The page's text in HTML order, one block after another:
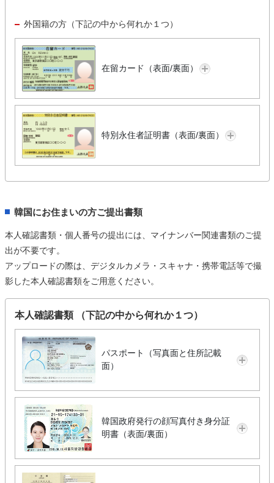
外国籍の方（下記の中から何れか１つ）
在留カード（表面/裏面）
特別永住者証明書（表面/裏面）
韓国にお住まいの方ご提出書類
本人確認書類・個人番号の提出には、マイナンバー関連書類のご提
出が不要です。
アップロードの際は、デジタルカメラ・スキャナ・携帯電話等で撮
影した本人確認書類をご用意ください。
本人確認書類 （下記の中から何れか１つ）
パスポート（写真面と住所記載
面）
韓国政府発行の顔写真付き身分証
明書（表面/裏面）